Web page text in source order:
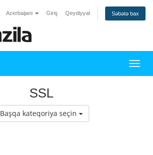
Azerbaijani Giriş Qeydiyyat Səbətə bax
SSL
Başqa kateqoriya seçin